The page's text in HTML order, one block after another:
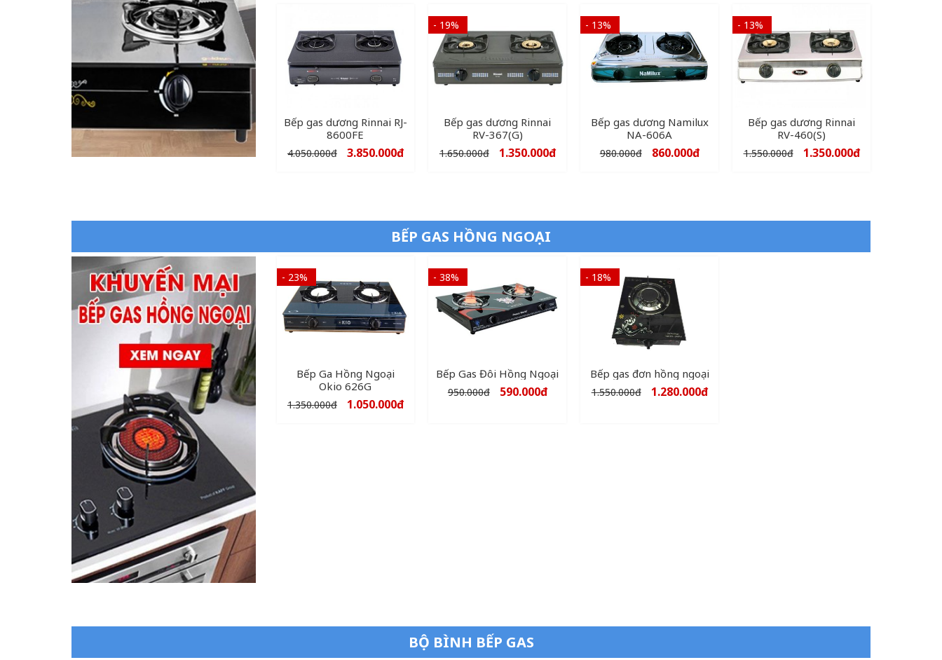
Bếp gas dương Rinnai RJ-
8600FE
4.050.000đ 3.850.000đ
- 19%
Bếp gas dương Rinnai
RV-367(G)
1.650.000đ 1.350.000đ
- 13%
Bếp gas dương Namilux
NA-606A
980.000đ 860.000đ
- 13%
Bếp gas dương Rinnai
RV-460(S)
1.550.000đ 1.350.000đ
BẾP GAS HỒNG NGOẠI
- 23%
Bếp Ga Hồng Ngoại
Okio 626G
1.350.000đ 1.050.000đ
- 38%
Bếp Gas Đôi Hồng Ngoại
950.000đ 590.000đ
- 18%
Bếp gas đơn hồng ngoại
1.550.000đ 1.280.000đ
BỘ BÌNH BẾP GAS